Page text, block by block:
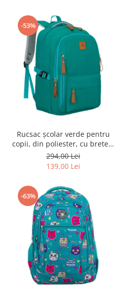
-53%
Rucsac școlar verde pentru
copii, din poliester, cu bretele
reglabile - Peterson PTR-PTN
BHX-01-9259 Gree
294,00 Lei
139,00 Lei
-63%